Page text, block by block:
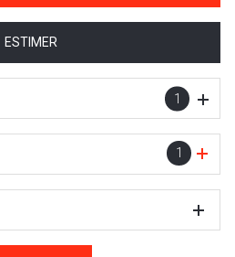
ESTIMER
1
1